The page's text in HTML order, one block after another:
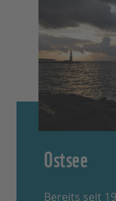
Ostsee
Bereits seit